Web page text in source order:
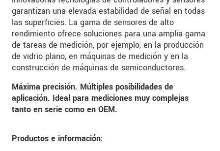
garantizan una elevada estabilidad de señal en todas
las superficies. La gama de sensores de alto
rendimiento ofrece soluciones para una amplia gama
de tareas de medición, por ejemplo, en la producción
de vidrio plano, en máquinas de medición y en la
construcción de máquinas de semiconductores.
Máxima precisión. Múltiples posibilidades de
aplicación. Ideal para mediciones muy complejas
tanto en serie como en OEM.
Productos e información: